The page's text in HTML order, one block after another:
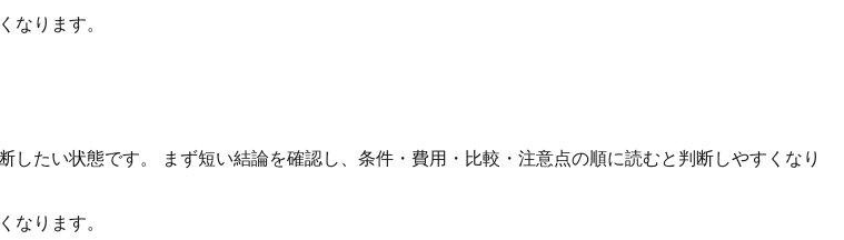
なります。
たい状態です。 まず短い結論を確認し、条件・費用・比較・注意点の順に読むと判断しやすくなり
なります。